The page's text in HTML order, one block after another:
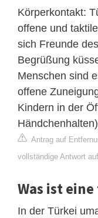
Körperkontakt:
offene und
sich Freunde
Begrüßung
Menschen sind
offene
Kindern in der
Antrag auf
vollständige Antwort
Was ist
In der Türkei